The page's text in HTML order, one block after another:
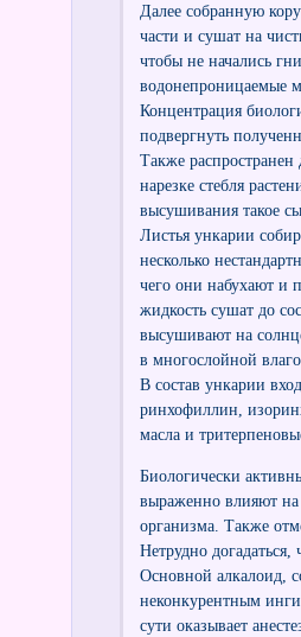
Далее собранную
части и сушат на
чтобы не начались
водонепроницаемые
Концентрация
подвергнуть
Также
нарезке стебля
высушивания такое
Листья ункарии
несколько
чего они набухают и
жидкость сушат до
высушивают на
в многослойной
В состав ункарии
ринхофиллин,
масла и
Биологически
выраженно влияют
организма. Также
Нетрудно
Основной алкалоид,
неконкурентным
сути оказывает